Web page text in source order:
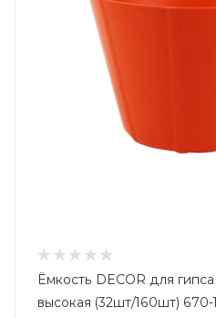
Ёмкость DЕCOR для
высокая (32шт/160шт)